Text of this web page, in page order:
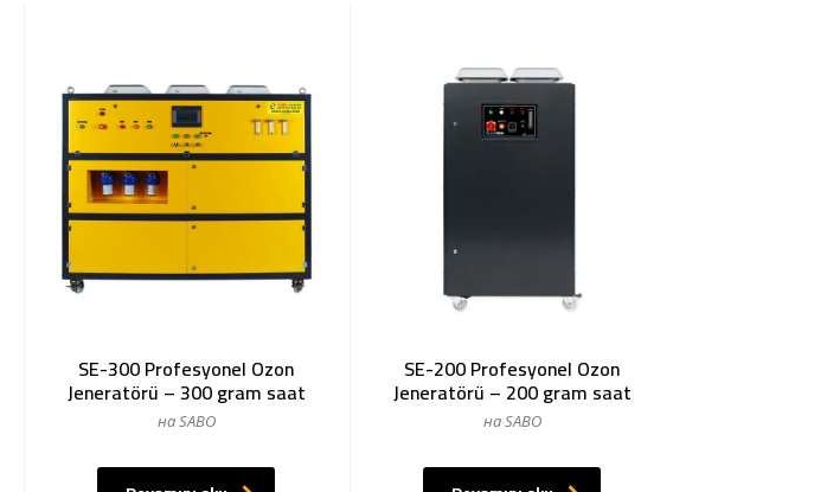
SE-300 Profesyonel Ozon
Jeneratörü – 300 gram saat
на SABO
SE-200 Profesyonel Ozon
Jeneratörü – 200 gram saat
на SABO